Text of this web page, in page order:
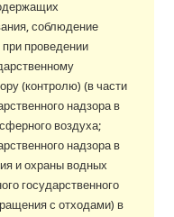
соблюдение
проведении
(контролю) (в части
надзора в
воздуха;
надзора в
и охраны водных
государственного
с отходами) в